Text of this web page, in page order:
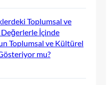
Toplumsal ve
İçinde
Toplumsal ve Kültürel
mu?